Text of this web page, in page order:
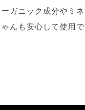
ガニック成分やミネ
んも安心して使用